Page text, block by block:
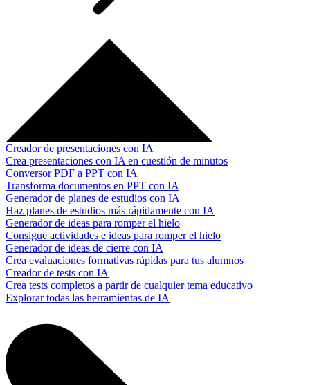
Creador de presentaciones con IA
Crea presentaciones con IA en cuestión de minutos
Conversor PDF a PPT con IA
Transforma documentos en PPT con IA
Generador de planes de estudios con IA
Haz planes de estudios más rápidamente con IA
Generador de ideas para romper el hielo
Consigue actividades e ideas para romper el hielo
Generador de ideas de cierre con IA
Crea evaluaciones formativas rápidas para tus alumnos
Creador de tests con IA
Crea tests completos a partir de cualquier tema educativo
Explorar todas las herramientas de IA